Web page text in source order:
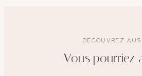
DÉCOUVREZ
Vous pourriez